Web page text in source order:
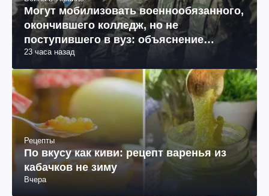
Война в Украине
Могут мобилизовать военнообязанного,
окончившего колледж, но не
поступившего в вуз: объяснение
Рецепты
По вкусу как киви: рецепт варенья из
кабачков не зиму